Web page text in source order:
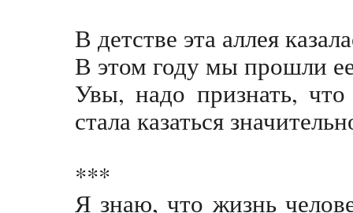
В детстве эта аллея
В этом году мы прошли
Увы, надо признать,
стала казаться
***
Я знаю, что жизнь